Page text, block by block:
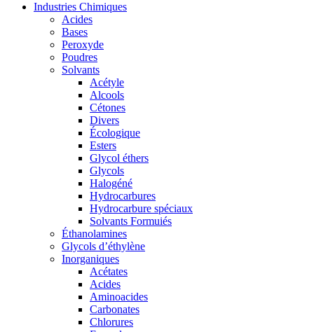
Industries Chimiques
Acides
Bases
Peroxyde
Poudres
Solvants
Acétyle
Alcools
Cétones
Divers
Écologique
Esters
Glycol éthers
Glycols
Halogéné
Hydrocarbures
Hydrocarbure spéciaux
Solvants Formuiés
Éthanolamines
Glycols d’éthylène
Inorganiques
Acétates
Acides
Aminoacides
Carbonates
Chlorures